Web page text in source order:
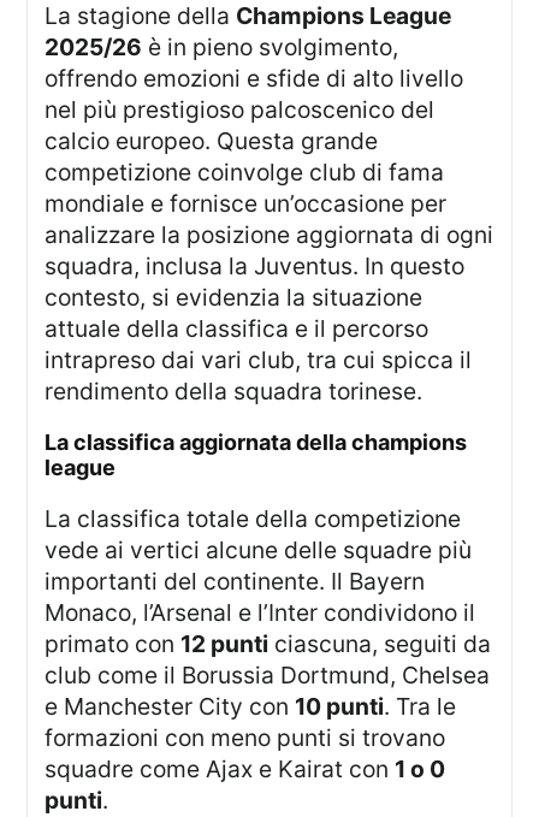
La stagione della Champions League
2025/26 è in pieno svolgimento,
offrendo emozioni e sfide di alto livello
nel più prestigioso palcoscenico del
calcio europeo. Questa grande
competizione coinvolge club di fama
mondiale e fornisce un’occasione per
analizzare la posizione aggiornata di ogni
squadra, inclusa la Juventus. In questo
contesto, si evidenzia la situazione
attuale della classifica e il percorso
intrapreso dai vari club, tra cui spicca il
rendimento della squadra torinese.
la classifica aggiornata della champions
league
La classifica totale della competizione
vede ai vertici alcune delle squadre più
importanti del continente. Il Bayern
Monaco, l’Arsenal e l’Inter condividono il
primato con 12 punti ciascuna, seguiti da
club come il Borussia Dortmund, Chelsea
e Manchester City con 10 punti. Tra le
formazioni con meno punti si trovano
squadre come Ajax e Kairat con 1 o 0
punti.